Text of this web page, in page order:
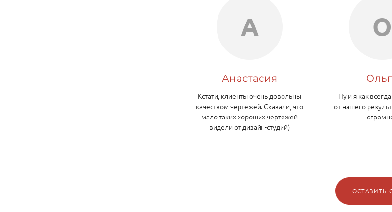
А
Анастасия
Кстати, клиенты очень довольны
качеством чертежей. Сказали, что
мало таких хороших чертежей
видели от дизайн-студий)
О
Ну и я как
от нашего
ОСТАВИТЬ